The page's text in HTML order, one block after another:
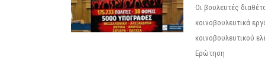
Οι βουλευτές
κοινοβουλευτικά
κοινοβουλευτικού
Ερώτηση